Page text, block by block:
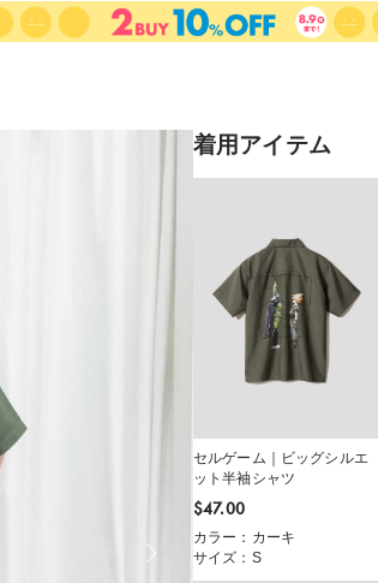
着用アイテム
セルゲーム｜ビッグシルエ
ット半袖シャツ
$‌47.00
カラー：カーキ
サイズ：S